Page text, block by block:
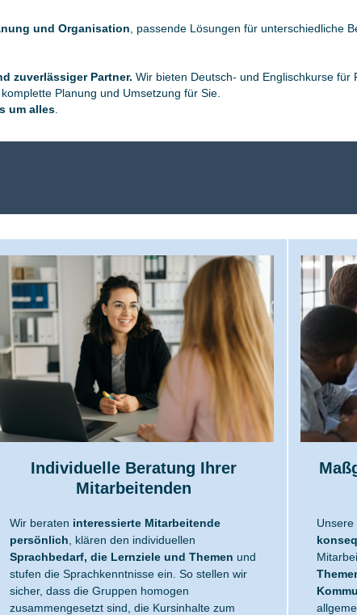
und Organisation , passende Lösungen für unterschiedliche
zuverlässiger Partner. Wir bieten Deutsch- und Englischkurse
Planung und Umsetzung für Sie.
um alles
Individuelle Beratung Ihrer
Mitarbeitenden
Wir beraten interessierte Mitarbeitende
persönlich , klären den individuellen
Sprachbedarf, die Lernziele und Themen und
stufen die Sprachkenntnisse ein. So stellen wir
sicher, dass die Gruppen homogen
zusammengesetzt sind, die Kursinhalte zum
Unsere